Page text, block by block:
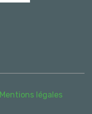
Mentions légales